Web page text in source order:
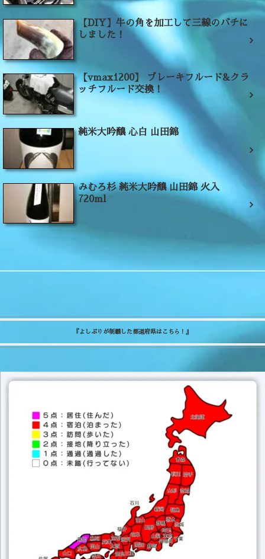
【DIY】牛の角を加工して三線のバチに
しました！
【vmax1200】 ブレーキフルード&クラ
ッチフルード交換！
純米大吟醸 心白 山田錦
みむろ杉 純米大吟醸 山田錦 火入
720ml
『よしぷりが制覇した都道府県はこちら！』